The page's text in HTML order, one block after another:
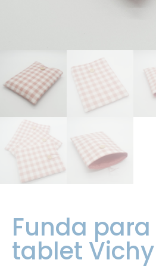
Funda
tablet